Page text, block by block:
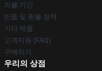
지불 기간
반품 및 환불 정책
기타 제품
고객지원 (FAQ)
구매하기
우리의 상점